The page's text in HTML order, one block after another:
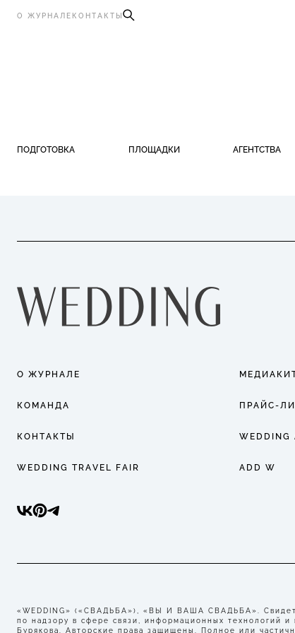
О ЖУРНАЛЕ КОНТАКТЫ
ПОДГОТОВКА ПЛОЩАДКИ АГЕНТСТВА
О ЖУРНАЛЕ
КОМАНДА ПРАЙС-
КОНТАКТЫ WEDDING
WEDDING TRAVEL FAIR ADD W
«WEDDING» («СВАДЬБА»), «ВЫ И ВАША СВАДЬБА».
по надзору в сфере связи, информационных технологий
Бурякова. Авторские права защищены. Полное или